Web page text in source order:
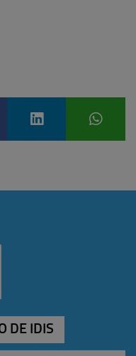
DE IDIS